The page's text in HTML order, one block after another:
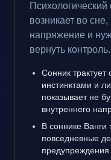
возникает во
напряжение и
вернуть контроль.
Сонник трактует
инстинктами и
показывает не
внутреннего
В соннике Ванги
повседневные
предупреждения